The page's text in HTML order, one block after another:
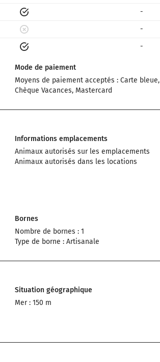
-
-
-
Mode de paiement
Moyens de paiement acceptés : Carte bleue,
Chèque Vacances, Mastercard
Informations emplacements
Animaux autorisés sur les emplacements
Animaux autorisés dans les locations
Bornes
Nombre de bornes : 1
Type de borne : Artisanale
Situation géographique
Mer : 150 m